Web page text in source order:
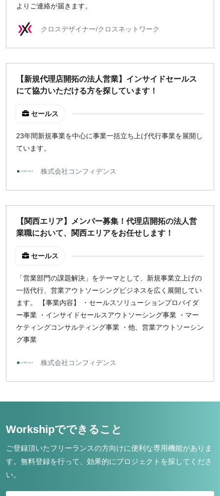
募集状況
よりご連絡が届きます。
クロスデザイナー/クロスネットワーク
【新規代理店開拓の法人営業】インサイドセールス
にて協力いただける方を探しています！
セールス
23年間新規事業を中心に事業一括立ち上げ代行事業を展開し
ています。
株式会社コンフィデンス
【関西エリア】メンバー募集！代理店開拓の法人営
業職において、関西エリアをお任せします！
セールス
「営業部門の課題解決」をテーマとして、新規事業立上げの
一括代行、営業アウトソーシングビジネスを広く展開してい
ます。 【事業内容】 ・セールスソリューションプロバイダ
ー事業 ・インサイドセールスアウトソーシング事業 ・マー
ケティングコンサルティング事業 ・他、営業アウトソーシン
グ事業
株式会社コンフィデンス
Workshipでできること
ご登録頂いたフリーランスの方向けに便利な専用機能がありま
す。 無料登録を行って、効果的にプロジェクトを探してくださ
い。